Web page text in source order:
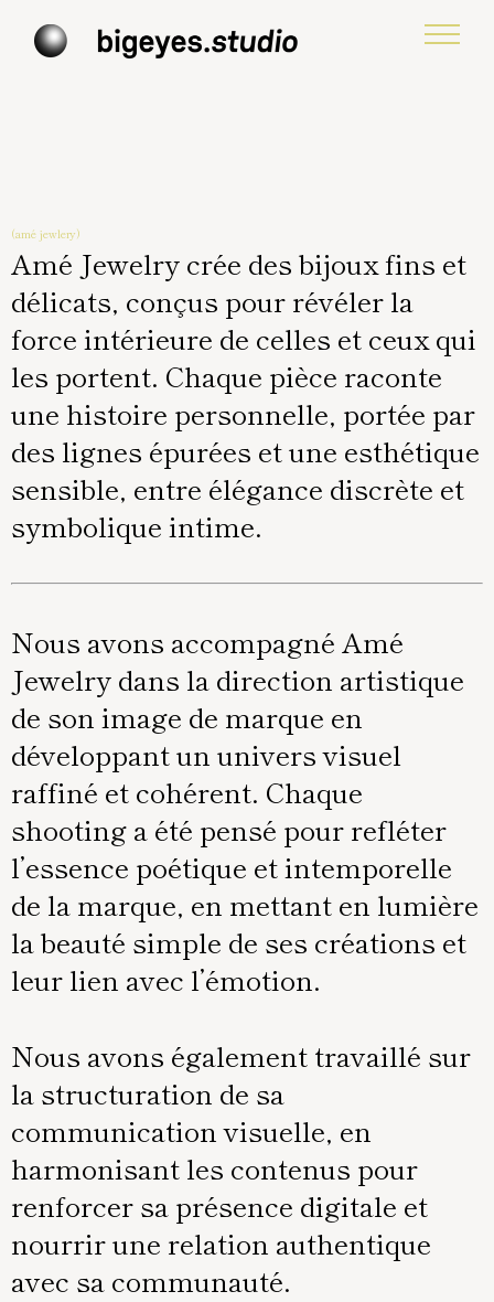
(amé jewlery)
Amé Jewelry crée des bijoux fins et
délicats, conçus pour révéler la
force intérieure de celles et ceux qui
les portent. Chaque pièce raconte
une histoire personnelle, portée par
des lignes épurées et une esthétique
sensible, entre élégance discrète et
symbolique intime.
Nous avons accompagné Amé
Jewelry dans la direction artistique
de son image de marque en
développant un univers visuel
raffiné et cohérent. Chaque
shooting a été pensé pour refléter
l’essence poétique et intemporelle
de la marque, en mettant en lumière
la beauté simple de ses créations et
leur lien avec l’émotion.
Nous avons également travaillé sur
la structuration de sa
communication visuelle, en
harmonisant les contenus pour
renforcer sa présence digitale et
nourrir une relation authentique
avec sa communauté.